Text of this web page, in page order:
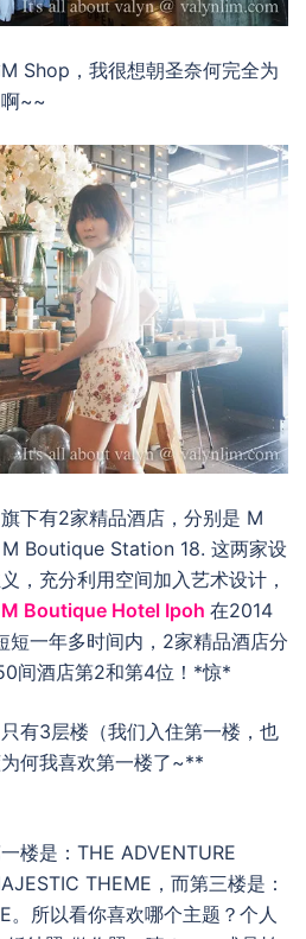
Shop，我很想朝圣奈何完全为
~~
旗下有2家精品酒店，分别是 M
Boutique Station 18. 这两家设
，充分利用空间加入艺术设计，
M Boutique Hotel Ipoh 在2014
短一年多时间内，2家精品酒店分
间酒店第2和第4位！*惊*
只有3层楼（我们入住第一楼，也
何我喜欢第一楼了~**
楼是：THE ADVENTURE
THEME，而第三楼是：
。所以看你喜欢哪个主题？个人